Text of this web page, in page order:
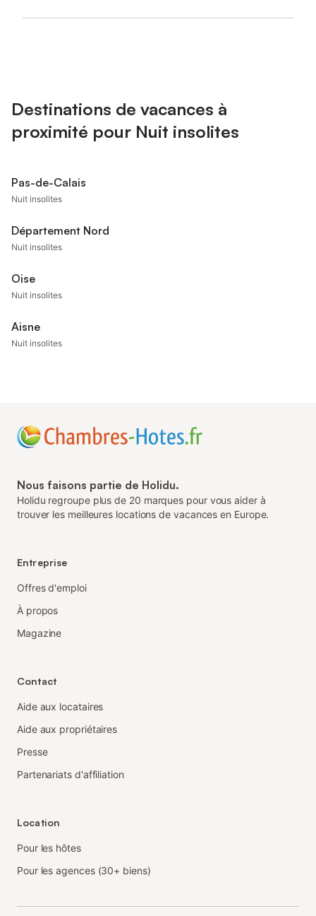
Destinations de vacances à
proximité pour Nuit insolites
Pas-de-Calais
Nuit insolites
Département Nord
Nuit insolites
Oise
Nuit insolites
Aisne
Nuit insolites
Nous faisons partie de Holidu.
Holidu regroupe plus de 20 marques pour vous aider à
trouver les meilleures locations de vacances en Europe.
Entreprise
Offres d'emploi
À propos
Magazine
Contact
Aide aux locataires
Aide aux propriétaires
Presse
Partenariats d'affiliation
Location
Pour les hôtes
Pour les agences (30+ biens)